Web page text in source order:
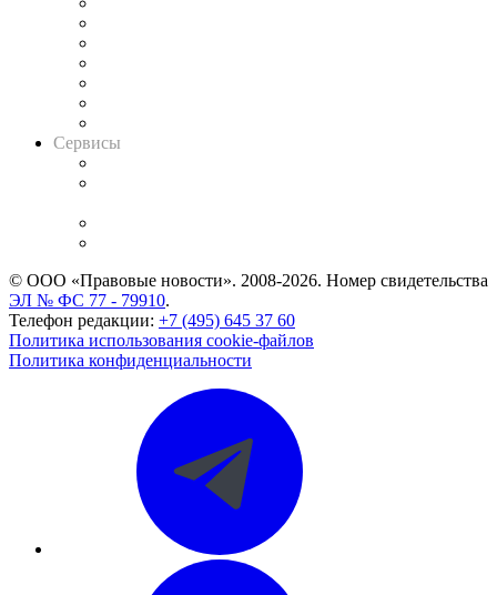
Сервисы
© ООО «Правовые новости». 2008-2026. Номер свидетельства
ЭЛ № ФС 77 - 79910.
Телефон редакции: +7 (495) 645 37 60
Политика использования cookie-файлов
Политика конфиденциальности